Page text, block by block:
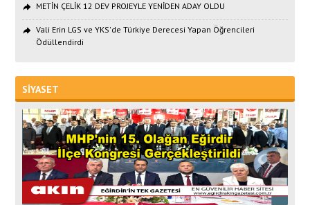
METİN ÇELİK 12 DEV PROJEYLE YENİDEN ADAY OLDU
Vali Erin LGS ve YKS'de Türkiye Derecesi Yapan Öğrencileri
Ödüllendirdi
SİYASET